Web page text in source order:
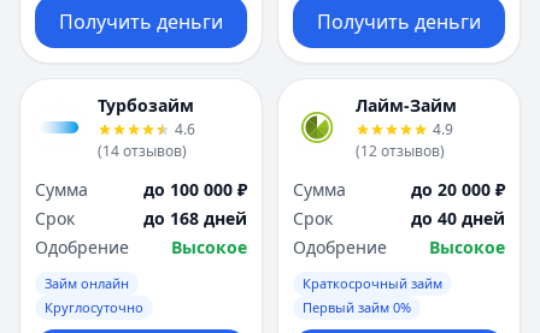
Получить деньги Получить деньги
Турбозайм
4.6
(14отзывов)
Сумма
до 100 000 ₽
Срок
до 168 дней
Одобрение
Высокое
Займ онлайн
Круглосуточно
Лайм-Займ
4.9
(12отзывов)
Сумма
до 20 000 ₽
Срок
до 40 дней
Одобрение
Высокое
Краткосрочный займ
Первый займ 0%